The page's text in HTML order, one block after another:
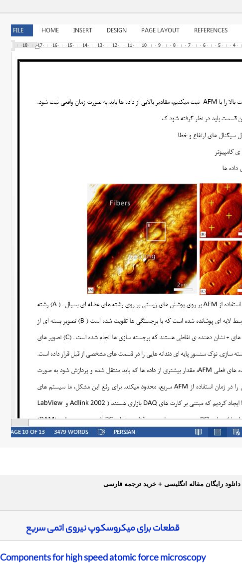
دانلود رایگان مقاله انگلیسی + خرید ترجمه فارسی
قطعات برای میکروسکوپ نیروی اتمی سریع
Components for high speed atomic force microscopy